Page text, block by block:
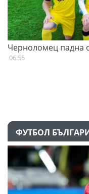
Черноломец падна
06:55
ФУТБОЛ